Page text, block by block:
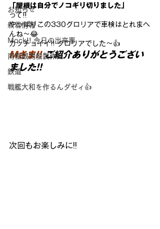
お知らせ
新着情報
Mock!! 今日の出来事
南極観測船製作記
鉄道
戦艦大和を作るんダゼィ👍
「屋根は自分でノコギリ切りました」
って!!
やっぱりこの330グロリアで車検はとれまへ
んね～😂
カッチョイイ!! グロリアでした～👍
Mさま!! ご紹介ありがとうござい
ました!!
次回もお楽しみに!!